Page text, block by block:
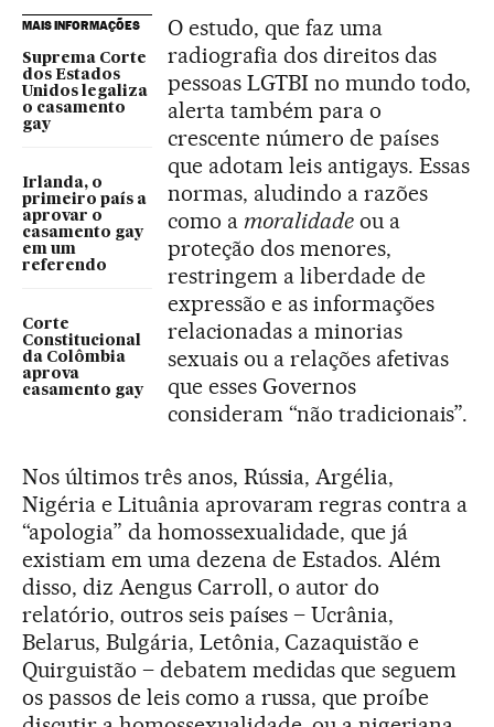
MAIS INFORMAÇÕES
Suprema Corte
dos Estados
Unidos legaliza
o casamento
gay
Irlanda, o
primeiro país a
aprovar o
casamento gay
em um
referendo
Corte
Constitucional
da Colômbia
aprova
casamento gay
O estudo, que faz uma
radiografia dos direitos das
pessoas LGTBI no mundo todo,
alerta também para o
crescente número de países
que adotam leis antigays. Essas
normas, aludindo a razões
como a moralidadeou a
proteção dos menores,
restringem a liberdade de
expressão e as informações
relacionadas a minorias
sexuais ou a relações afetivas
que esses Governos
consideram “não tradicionais”.
Nos últimos três anos, Rússia, Argélia,
Nigéria e Lituânia aprovaram regras contra a
“apologia” da homossexualidade, que já
existiam em uma dezena de Estados. Além
disso, diz Aengus Carroll, o autor do
relatório, outros seis países – Ucrânia,
Belarus, Bulgária, Letônia, Cazaquistão e
Quirguistão – debatem medidas que seguem
os passos de leis como a russa, que proíbe